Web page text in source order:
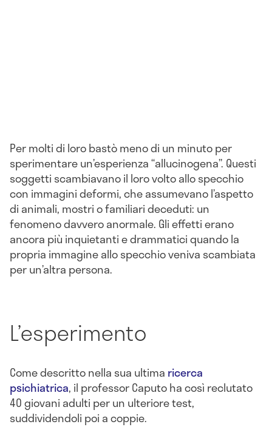
Per molti di loro bastò meno di un minuto per
sperimentare un’esperienza “allucinogena”. Questi
soggetti scambiavano il loro volto allo specchio
con immagini deformi, che assumevano l’aspetto
di animali, mostri o familiari deceduti: un
fenomeno davvero anormale. Gli effetti erano
ancora più inquietanti e drammatici quando la
propria immagine allo specchio veniva scambiata
per un’altra persona.
L’esperimento
Come descritto nella sua ultima ricerca
psichiatrica, il professor Caputo ha così reclutato
40 giovani adulti per un ulteriore test,
suddividendoli poi a coppie.